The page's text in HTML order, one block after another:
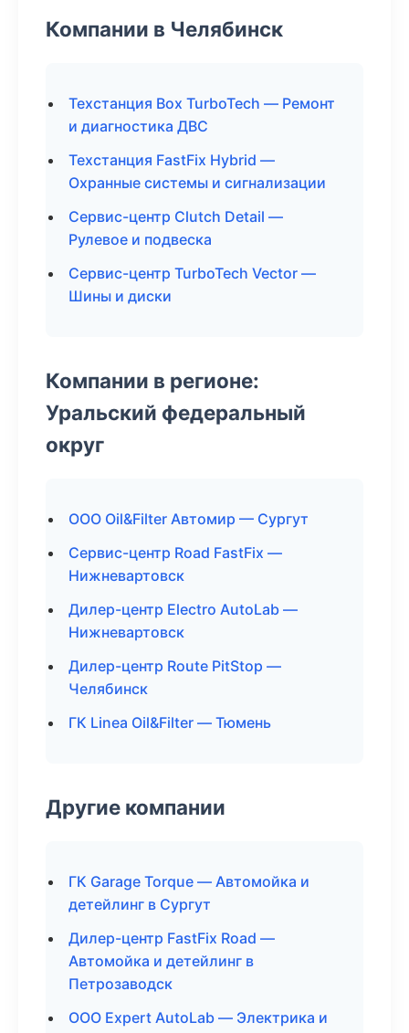
Компании в Челябинск
Техстанция Box TurboTech — Ремонт
и диагностика ДВС
Техстанция FastFix Hybrid —
Охранные системы и сигнализации
Сервис-центр Clutch Detail —
Рулевое и подвеска
Сервис-центр TurboTech Vector —
Шины и диски
Компании в регионе:
Уральский федеральный
округ
ООО Oil&Filter Автомир — Сургут
Сервис-центр Road FastFix —
Нижневартовск
Дилер-центр Electro AutoLab —
Нижневартовск
Дилер-центр Route PitStop —
Челябинск
ГК Linea Oil&Filter — Тюмень
Другие компании
ГК Garage Torque — Автомойка и
детейлинг в Сургут
Дилер-центр FastFix Road —
Автомойка и детейлинг в
Петрозаводск
ООО Expert AutoLab — Электрика и